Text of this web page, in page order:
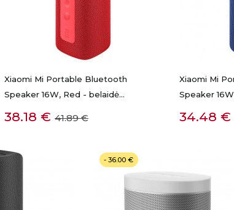
Xiaomi Mi Portable Bluetooth
Speaker 16W, Red - belaidė...
Kaina
38.18 € Bazinė
41.89 €
Xiaomi Mi
Speaker
Kaina
34.48 €
- 36.00 €